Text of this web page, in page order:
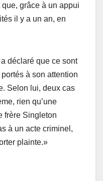
grâce à un appui
il y a un an, en
déclaré que ce sont
à son attention
Selon lui, deux cas
rien qu’une
frère Singleton
à un acte criminel,
plainte.»